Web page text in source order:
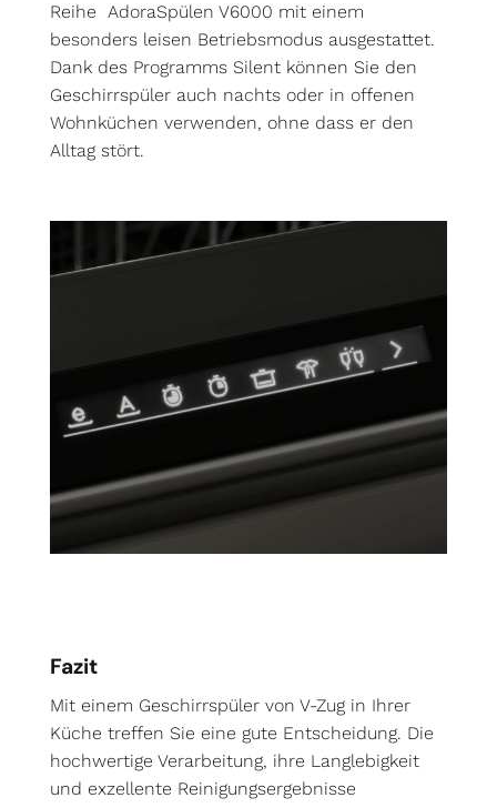
Reihe AdoraSpülen V6000 mit einem
besonders leisen Betriebsmodus ausgestattet.
Dank des Programms Silent können Sie den
Geschirrspüler auch nachts oder in offenen
Wohnküchen verwenden, ohne dass er den
Alltag stört.
Fazit
Mit einem Geschirrspüler von V-Zug in Ihrer
Küche treffen Sie eine gute Entscheidung. Die
hochwertige Verarbeitung, ihre Langlebigkeit
und exzellente Reinigungsergebnisse